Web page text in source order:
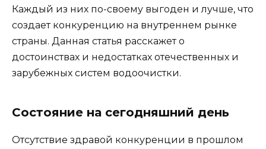
Каждый из них по-своему выгоден и лучше, что
создает конкуренцию на внутреннем рынке
страны. Данная статья расскажет о
достоинствах и недостатках отечественных и
зарубежных систем водоочистки.
Состояние на сегодняшний день
Отсутствие здравой конкуренции в прошлом